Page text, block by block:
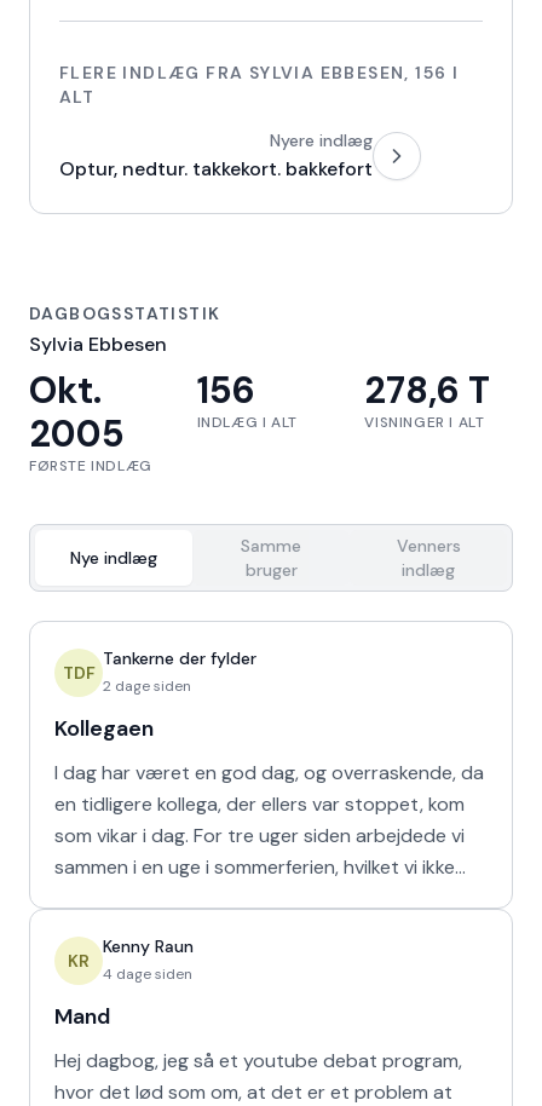
FLERE INDLÆG FRA SYLVIA EBBESEN,156 I
ALT
Nyere indlæg
Optur, nedtur. takkekort. bakkefort
DAGBOGSSTATISTIK
Sylvia Ebbesen
Okt.
2005
FØRSTE INDLÆG
156
INDLÆG I ALT
278,6 T
VISNINGER I ALT
Nye indlæg
Samme
bruger
Venners
indlæg
TDF
Tankerne der fylder
2 dage siden
Kollegaen
I dag har været en god dag, og overraskende, da
en tidligere kollega, der ellers var stoppet, kom
som vikar i dag. For tre uger siden arbejdede vi
sammen i en uge i sommerferien, hvilket vi ikke
KR
Kenny Raun
4 dage siden
Mand
Hej dagbog, jeg så et youtube debat program,
hvor det lød som om, at det er et problem at